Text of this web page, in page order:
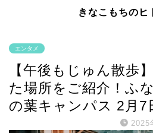
きなこもちのヒ
エンタメ
【午後もじゅん散歩
た場所をご紹介！ふ
の葉キャンパス 2月7
2025